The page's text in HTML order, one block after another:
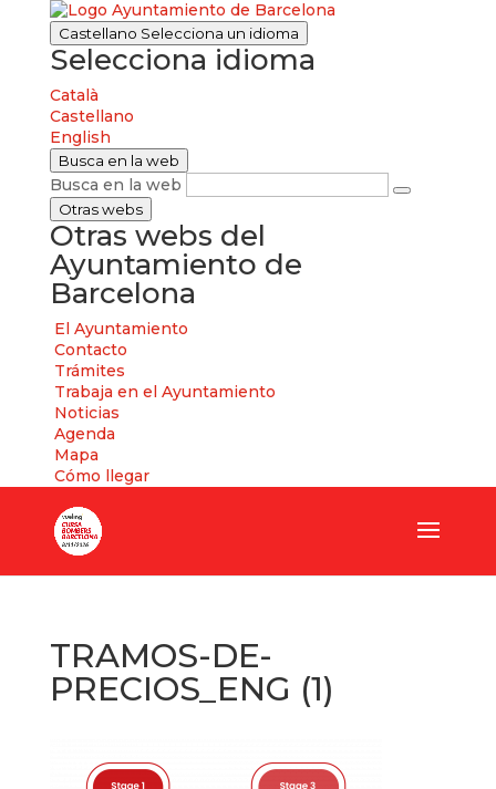
Castellano Selecciona un idioma
Selecciona idioma
Català
Castellano
English
Busca en la web
Busca en la web
Otras webs
Otras webs del
Ayuntamiento de
Barcelona
El Ayuntamiento
Contacto
Trámites
Trabaja en el Ayuntamiento
Noticias
Agenda
Mapa
Cómo llegar
TRAMOS-DE-
PRECIOS_ENG (1)